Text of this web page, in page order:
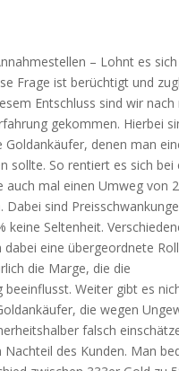
– Lohnt es sich
Frage ist berüchtigt und
Entschluss sind wir nach
gekommen. Hierbei
denen man
sollte. So rentiert es sich bei
auch mal einen Umweg von
Dabei sind
keine Seltenheit.
dabei eine übergeordnete
die Marge, die die
beeinflusst. Weiter gibt es
die wegen
falsch
Nachteil des Kunden. Man